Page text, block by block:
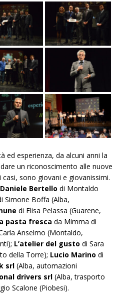
ed esperienza, da alcuni anni la
un riconoscimento alle nuove
sono giovani e giovanissimi.
Daniele Bertello di Montaldo
Simone Boffa (Alba,
di Elisa Pelassa (Guarene,
pasta fresca da Mimma di
Anselmo (Montaldo,
L’atelier del gusto di Sara
della Torre); Lucio Marino di
srl (Alba, automazioni
drivers srl (Alba, trasporto
Scalone (Piobesi).